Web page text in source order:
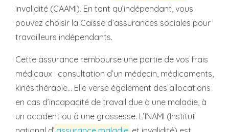
invalidité (CAAMI). En tant qu’indépendant, vous
pouvez choisir la Caisse d’assurances sociales pour
travailleurs indépendants.
Cette assurance rembourse une partie de vos frais
médicaux : consultation d’un médecin, médicaments,
kinésithérapie... Elle verse également des allocations
en cas d’incapacité de travail due à une maladie, à
un accident ou à une grossesse. L’INAMI (Institut